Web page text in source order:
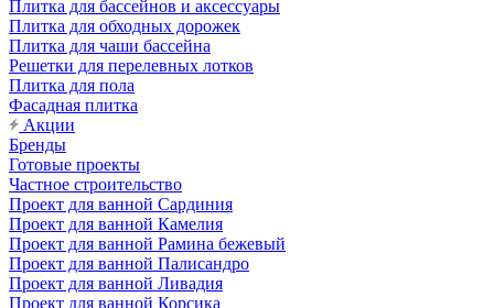
Плитка для бассейнов и аксессуары
Плитка для обходных дорожек
Плитка для чаши бассейна
Решетки для перелевных лотков
Плитка для пола
Фасадная плитка
Акции
Бренды
Готовые проекты
Частное строительство
Проект для ванной Сардиния
Проект для ванной Камелия
Проект для ванной Рамина бежевый
Проект для ванной Палисандро
Проект для ванной Ливадия
Проект для ванной Корсика